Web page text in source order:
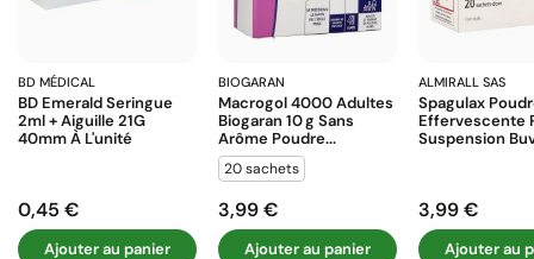
BD MÉDICAL
BD Emerald Seringue
2ml + Aiguille 21G
40mm À L'unité
Prix
0,45 €
Ajouter au panier
BIOGARAN
Macrogol 4000 Adultes
Biogaran 10 G Sans
Arôme Poudre...
20 sachets
Prix
3,99 €
Ajouter au panier
ALMIRALL SAS
Spagulax
Effervescente
Suspension
Prix
3,99 €
Ajouter au